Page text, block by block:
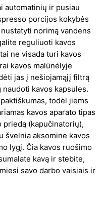
automatinių ir pusiau
porcijos kokybės
norimą vandens
reguliuoti kavos
ne visada turi kavos
kavos malūnėlyje
jas į nešiojamąjį filtrą
kavos kapsules.
todėl jiems
kavos aparato tipas
(kapučinatorių),
švelnia aksomine kavos
lygį. Čia kavos ruošimo
kavą ir stebite,
savo darbo vaisiais ir